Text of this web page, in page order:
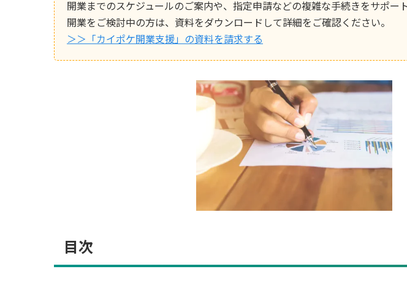
開業までのスケジュールのご案内や、指定申請などの複雑な手続きをサポート
開業をご検討中の方は、資料をダウンロードして詳細をご確認ください。
＞＞「カイポケ開業支援」の資料を請求する
目次